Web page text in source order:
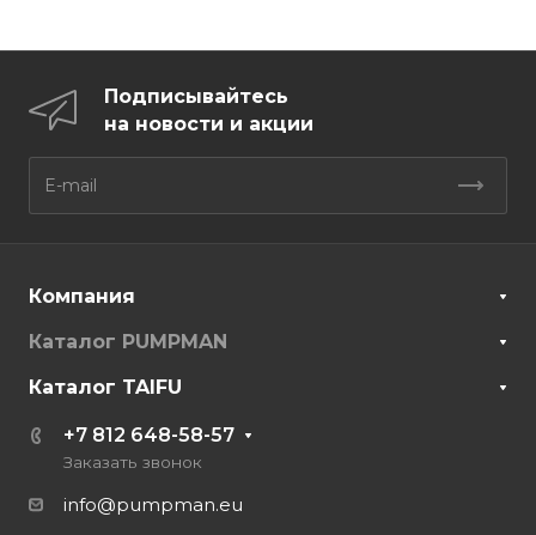
Подписывайтесь
на новости и акции
Компания
Каталог PUMPMAN
Каталог TAIFU
+7 812 648-58-57
Заказать звонок
info@pumpman.eu